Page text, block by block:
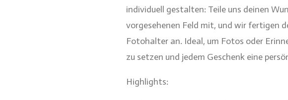
individuell gestalten: Teile uns deinen
vorgesehenen Feld mit, und wir fertigen
Fotohalter an. Ideal, um Fotos oder
zu setzen und jedem Geschenk eine
Highlights: